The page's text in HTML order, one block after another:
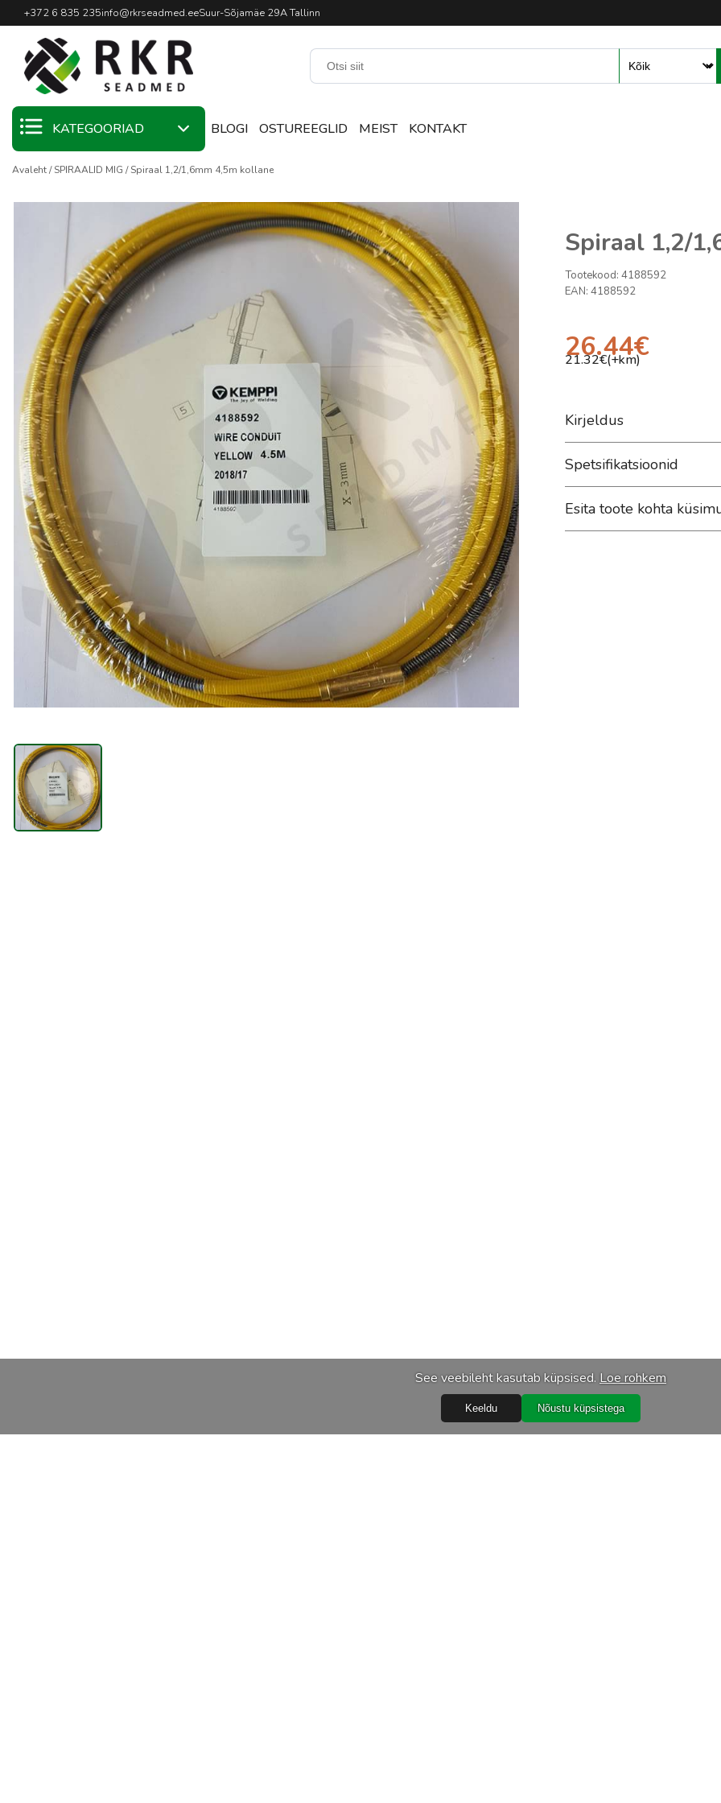
Professionaalne keevitusseadmete ja tarvikute e-pood –
+372 6 835 235info@rkrseadmed.eeSuur-Sõjamäe 29A Tallinn
KATEGOORIAD
KAMPAANIA
KEEVITUSMATERJALID
KEEVITUSPÕLETID
KEEVITUSSEADMED
KEEVITUSTARVIKUD
ABRASIIVMATERJALID
ISIKUKAITSE
KEEVITUSLAUD JA
RAKISTUS
PLASMALÕIKUS
GAASILÕIKUS
SAED JA LINDID
AUTOMATISEERIMINE
TÖÖRIISTAD
KEEMIATOOTED
VENTILATSIOONISEADMED
BLOGI OSTUREEGLID MEIST KONTAKT
Avaleht SPIRAALID MIG Spiraal 1,2/1,6mm 4,5m kollane
Spiraal 1,2/
Tootekood: 4188592
EAN: 4188592
26.44€
21.32€(+km)
Kirjeldus
Spetsifikatsioonid
Esita toote kohta
See veebileht kasutab küpsised. Loe rohkem
Keeldu Nõustu küpsistega